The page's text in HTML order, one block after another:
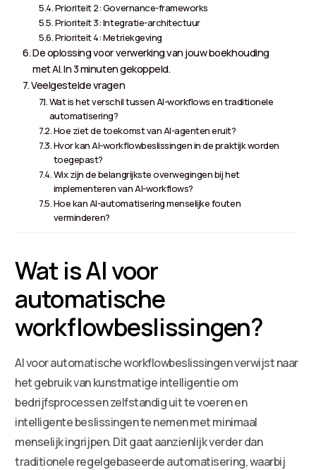
Prioriteit 2: Governance-frameworks
Prioriteit 3: Integratie-architectuur
Prioriteit 4: Metriekgeving
De oplossing voor verwerking van jouw boekhouding
met AI. In 3 minuten gekoppeld.
Veelgestelde vragen
Wat is het verschil tussen AI-workflows en traditionele
automatisering?
Hoe ziet de toekomst van AI-agenten eruit?
Hvor kan AI-workflowbeslissingen in de praktijk worden
toegepast?
Wix zijn de belangrijkste overwegingen bij het
implementeren van AI-workflows?
Hoe kan AI-automatisering menselijke fouten
verminderen?
Wat is AI voor
automatische
workflowbeslissingen?
AI voor automatische workflowbeslissingen verwijst naar
het gebruik van kunstmatige intelligentie om
bedrijfsprocessen zelfstandig uit te voeren en
intelligente beslissingen te nemen met minimaal
menselijk ingrijpen. Dit gaat aanzienlijk verder dan
traditionele regelgebaseerde automatisering, waarbij